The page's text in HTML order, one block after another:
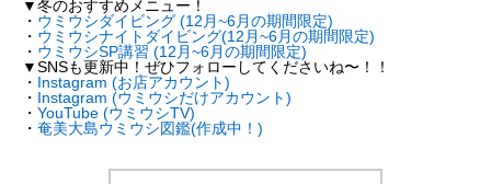
▼冬のおすすめメニュー！
・ ウミウシダイビング (12月~6月の期間限定)
・ ウミウシナイトダイビング(12月~6月の期間限定)
・ ウミウシSP講習 (12月~6月の期間限定)
▼SNSも更新中！ぜひフォローしてくださいね〜！！
・ Instagram (お店アカウント)
・ Instagram (ウミウシだけアカウント)
・ YouTube (ウミウシTV)
・ 奄美大島ウミウシ図鑑(作成中！)